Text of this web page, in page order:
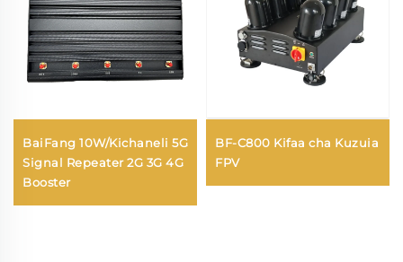
BaiFang 10W/Kichaneli 5G
Signal Repeater 2G 3G 4G
Booster
BF-C800 Kifaa cha Kuzuia
FPV